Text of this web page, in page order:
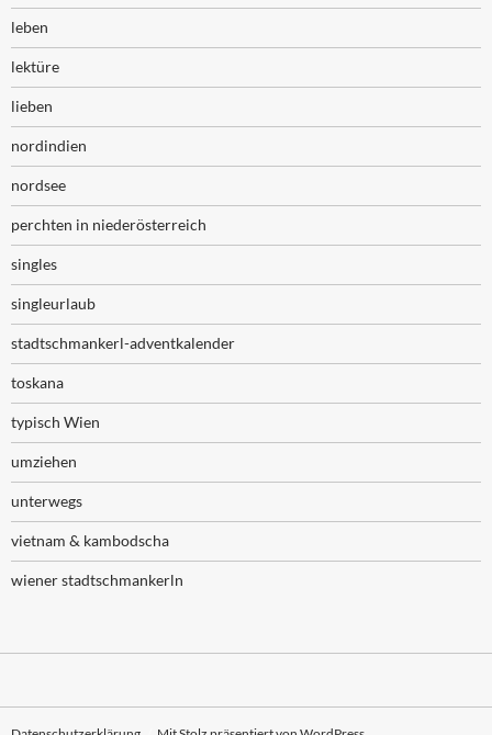
leben
lektüre
lieben
nordindien
nordsee
perchten in niederösterreich
singles
singleurlaub
stadtschmankerl-adventkalender
toskana
typisch Wien
umziehen
unterwegs
vietnam & kambodscha
wiener stadtschmankerln